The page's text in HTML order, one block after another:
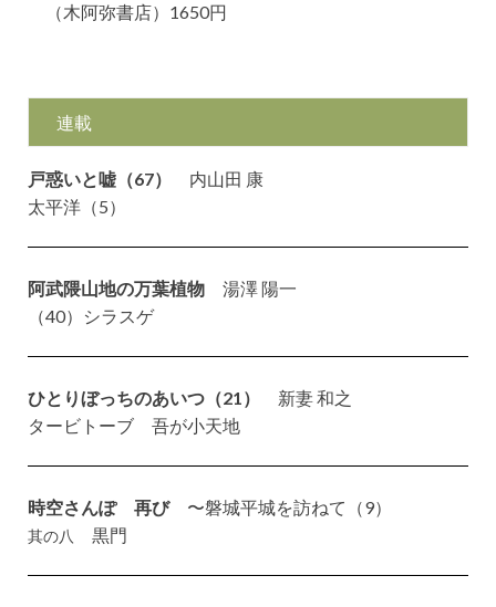
（木阿弥書店）1650円
連載
戸惑いと嘘（67）
内山田 康
太平洋（5）
阿武隈山地の万葉植物 湯澤 陽一
（40）シラスゲ
ひとりぼっちのあいつ（21）
新妻 和之
タービトーブ 吾が小天地
時空さんぽ 再び〜磐城平城を訪ねて（9）
其の八 黒門